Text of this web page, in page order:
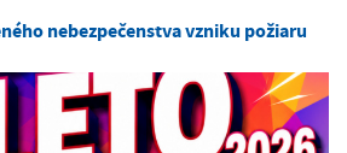
nebezpečenstva vzniku požiaru